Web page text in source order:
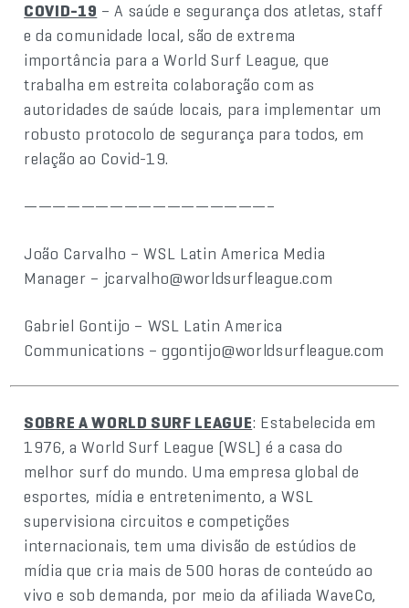
COVID-19 – A saúde e segurança dos atletas, staff
e da comunidade local, são de extrema
importância para a World Surf League, que
trabalha em estreita colaboração com as
autoridades de saúde locais, para implementar um
robusto protocolo de segurança para todos, em
relação ao Covid-19.
—————————————————–
João Carvalho – WSL Latin America Media
Manager – jcarvalho@worldsurfleague.com
Gabriel Gontijo – WSL Latin America
Communications – ggontijo@worldsurfleague.com
SOBRE A WORLD SURF LEAGUE: Estabelecida em
1976, a World Surf League (WSL) é a casa do
melhor surf do mundo. Uma empresa global de
esportes, mídia e entretenimento, a WSL
supervisiona circuitos e competições
internacionais, tem uma divisão de estúdios de
mídia que cria mais de 500 horas de conteúdo ao
vivo e sob demanda, por meio da afiliada WaveCo,